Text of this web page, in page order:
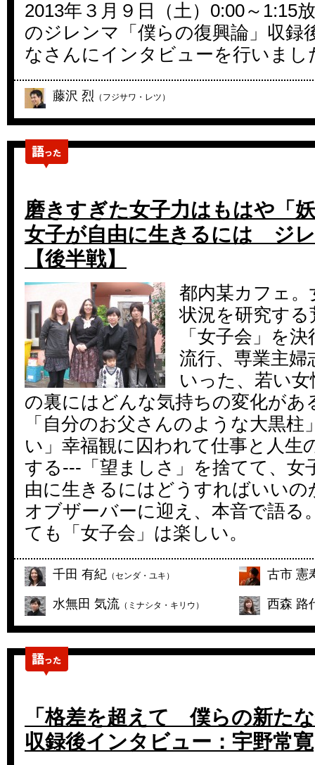
2013年３月９日（土）0:00～1:15
のジレンマ「僕らの復興論」収録
なさんにインタビューを行いまし
藤沢 烈 （フジサワ・レツ）
磨きすぎた女子力はもはや「
女子が自由に生きるには ジ
【後半戦】
都内某カフェ
状況を研究す
「女子会」を
流行、専業主
いった、若い
の裏にはどんな気持ちの変化があ
「自分のお父さんのような大黒柱
い」幸福観に囚われて仕事と人生
する---「望ましさ」を捨てて、女
由に生きるにはどうすればいいの
オブザーバーに迎え、本音で語る
ても「女子会」は楽しい。
千田 有紀 （センダ・ユキ） 古市 憲
水無田 気流 （ミナシタ・キリウ） 西森 路
「格差を超えて 僕らの新た
収録後インタビュー：宇野常寛